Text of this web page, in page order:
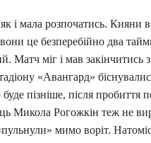
і мала розпочатись.
це безперебійно два
Матч міг і мав
«Авангард»
пізніше, після
Микола Рогожкін теж не
мимо воріт.